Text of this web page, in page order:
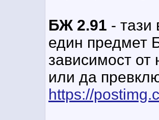
БЖ 2.91 - тази
един предмет
зависимост
или да
https://